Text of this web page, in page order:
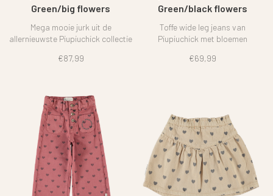
Green/big flowers
Mega mooie jurk uit de
allernieuwste Piupiuchick collectie
€87,99
Green/black flowers
Toffe wide leg jeans van
Piupiuchick met bloemen
€69,99